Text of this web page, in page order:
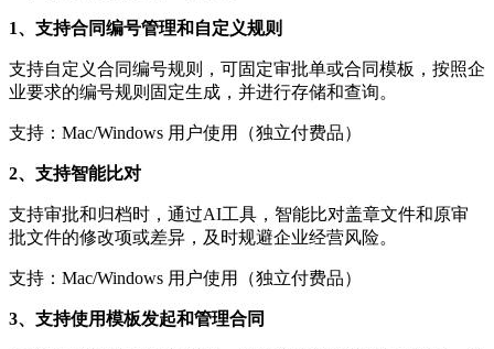
1、支持合同编号管理和自定义规则
支持自定义合同编号规则，可固定审批单或合同模板，按照企
业要求的编号规则固定生成，并进行存储和查询。
支持：Mac/Windows 用户使用（独立付费品）
2、支持智能比对
支持审批和归档时，通过AI工具，智能比对盖章文件和原审
批文件的修改项或差异，及时规避企业经营风险。
支持：Mac/Windows 用户使用（独立付费品）
3、支持使用模板发起和管理合同